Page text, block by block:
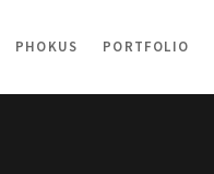
PHOKUS PORTFOLIO